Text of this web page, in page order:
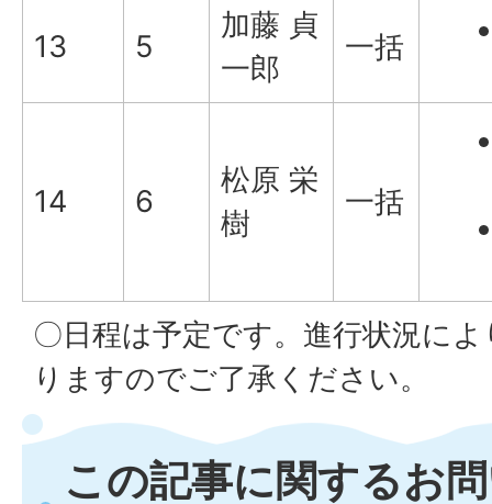
13 5
加藤 貞
一郎
一括
14 6
松原 栄
樹
一括
〇日程は予定です。進行状況に
りますのでご了承ください。
この記事に関するお